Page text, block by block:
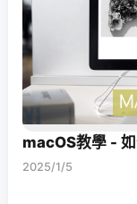
macOS教學 -
2025/1/5